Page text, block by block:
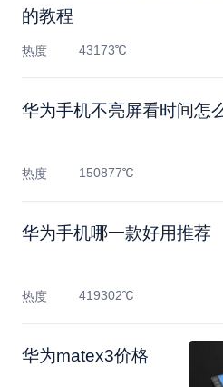
的教程
热度 43173℃
华为手机不亮屏看时间怎
热度 150877℃
华为手机哪一款好用推荐
热度 419302℃
华为matex3价格